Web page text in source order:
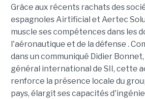
Grâce aux récents rachats des
espagnoles Airtificial et Aertec
muscle ses compétences dans les
l'aéronautique et de la défense .
dans un communiqué Didier
général international de SII, cette
renforce la présence locale du
pays, élargit ses capacités